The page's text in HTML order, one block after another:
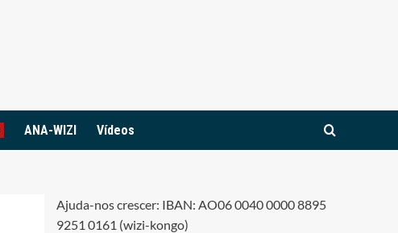
ANA-WIZI Vídeos
Ajuda-nos crescer: IBAN: AO06 0040 0000 8895
9251 0161 (wizi-kongo)